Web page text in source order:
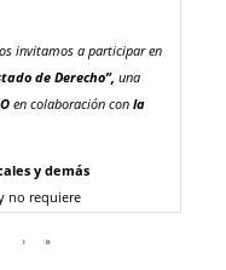
invitamos a participar en
de Derecho”, una
en colaboración con la
y demás
y no requiere
clave como la
›Siguiente página
»Última página